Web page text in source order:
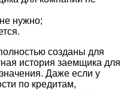
нужно;
созданы для
история заемщика для
Даже если у
по кредитам,